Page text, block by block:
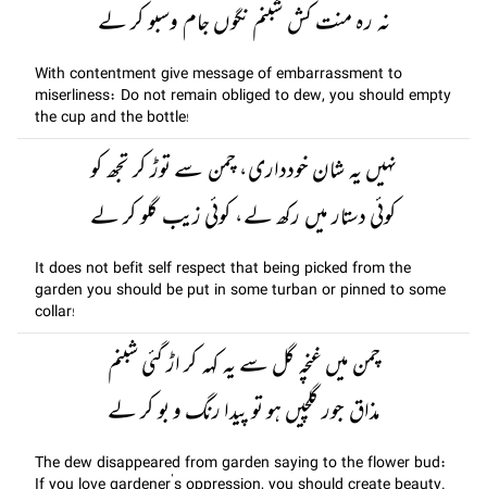
نہ رہ منت کش شبنم نگوں جام وسبو کر لے
With contentment give message of embarrassment to
miserliness: Do not remain obliged to dew, you should empty
the cup and the bottle!
نہیں یہ شان خودداری، چمن سے توڑ کر تجھ کو
کوئی دستار میں رکھ لے، کوئی زیب گلو کر لے
It does not befit self respect that being picked from the
garden you should be put in some turban or pinned to some
collar!
چمن میں غنچہ گل سے یہ کہہ کر اڑ گئی شبنم
مذاق جور گلچیں ہو تو پیدا رنگ و بو کر لے
The dew disappeared from garden saying to the flower bud: